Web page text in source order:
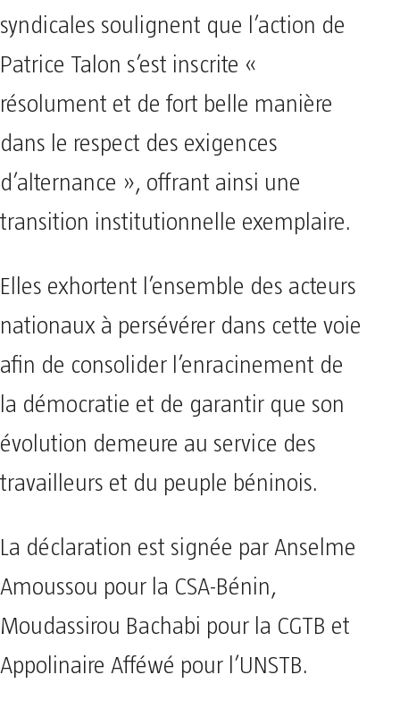
syndicales soulignent que l’action de
Patrice Talon s’est inscrite «
résolument et de fort belle manière
dans le respect des exigences
d’alternance », offrant ainsi une
transition institutionnelle exemplaire.
Elles exhortent l’ensemble des acteurs
nationaux à persévérer dans cette voie
afin de consolider l’enracinement de
la démocratie et de garantir que son
évolution demeure au service des
travailleurs et du peuple béninois.
La déclaration est signée par Anselme
Amoussou pour la CSA-Bénin,
Moudassirou Bachabi pour la CGTB et
Appolinaire Afféwé pour l’UNSTB.